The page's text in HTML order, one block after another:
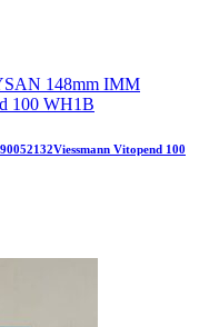
Vitopend 100